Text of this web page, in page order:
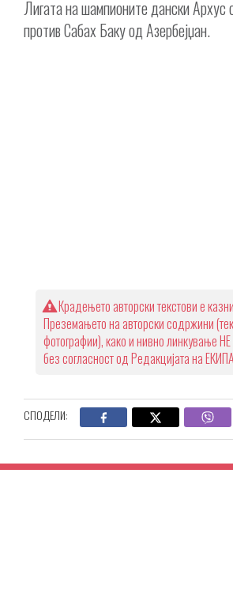
Лигата на шампионите дански Архус
против Сабах Баку од Азербејџан.
Крадењето авторски текстови е
Преземањето на авторски содржини
фотографии), како и нивно линкување
без согласност од Редакцијата на ЕКИПА
СПОДЕЛИ: